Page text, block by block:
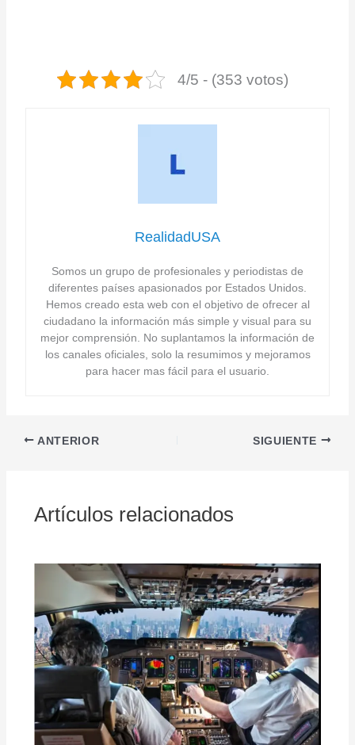
4/5 - (353 votos)
RealidadUSA
Somos un grupo de profesionales y periodistas de
diferentes países apasionados por Estados Unidos.
Hemos creado esta web con el objetivo de ofrecer al
ciudadano la información más simple y visual para su
mejor comprensión. No suplantamos la información de
los canales oficiales, solo la resumimos y mejoramos
para hacer mas fácil para el usuario.
ANTERIOR SIGUIENTE
Artículos relacionados